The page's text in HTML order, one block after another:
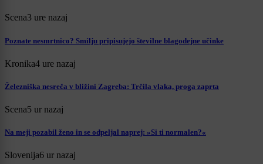
Scena3 ure nazaj
Poznate nesmrtnico? Smilju pripisujejo številne blagodejne učinke
Kronika4 ure nazaj
Železniška nesreča v bližini Zagreba: Trčila vlaka, proga zaprta
Scena5 ur nazaj
Na meji pozabil ženo in se odpeljal naprej: »Si ti normalen?«
Slovenija6 ur nazaj